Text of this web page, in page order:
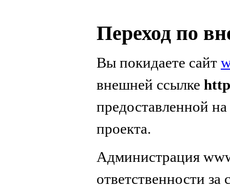
Переход по
Вы покидаете сайт
внешней ссылке
предоставленной
проекта.
Администрация
ответственности